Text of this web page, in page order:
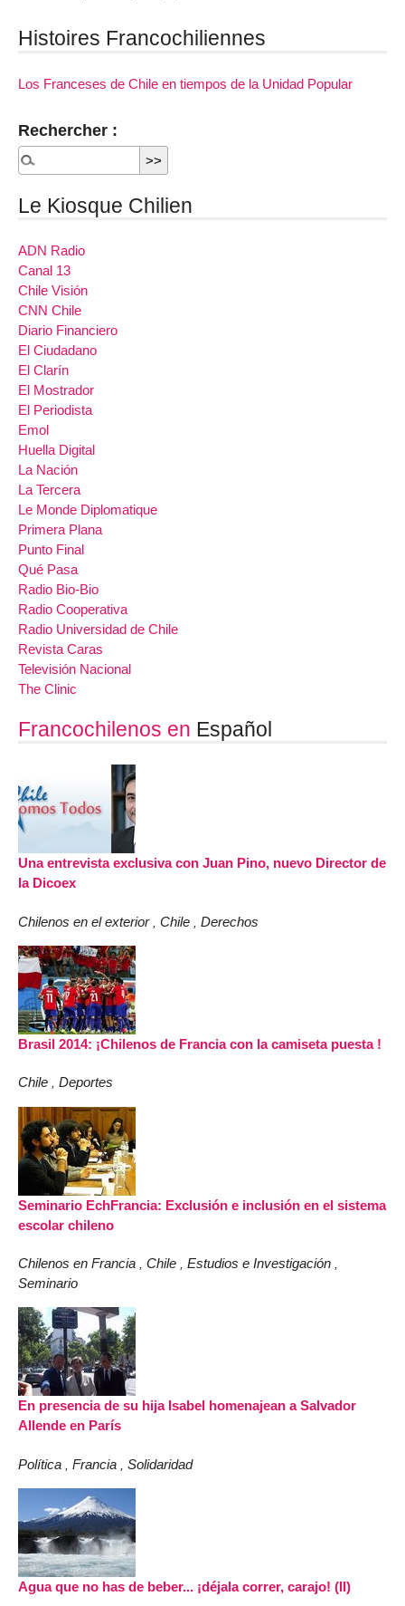
Histoires Francochiliennes
Los Franceses de Chile en tiempos de la Unidad Popular
Rechercher :
Le Kiosque Chilien
ADN Radio
Canal 13
Chile Visión
CNN Chile
Diario Financiero
El Ciudadano
El Clarín
El Mostrador
El Periodista
Emol
Huella Digital
La Nación
La Tercera
Le Monde Diplomatique
Primera Plana
Punto Final
Qué Pasa
Radio Bio-Bio
Radio Cooperativa
Radio Universidad de Chile
Revista Caras
Televisión Nacional
The Clinic
Francochilenos en Español
Una entrevista exclusiva con Juan Pino, nuevo Director de
la Dicoex
Chilenos en el exterior Chile Derechos
Brasil 2014: ¡Chilenos de Francia con la camiseta puesta !
Chile , Deportes
Seminario EchFrancia: Exclusión e inclusión en el sistema
escolar chileno
Chilenos en Francia , Chile , Estudios e Investigación ,
Seminario
En presencia de su hija Isabel homenajean a Salvador
Allende en París
Política Francia Solidaridad
Agua que no has de beber... ¡déjala correr, carajo! (II)